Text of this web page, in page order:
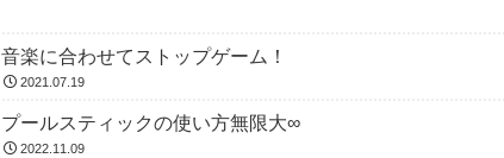
音楽に合わせてストップゲーム！
2021.07.19
プールスティックの使い方無限大∞
2022.11.09